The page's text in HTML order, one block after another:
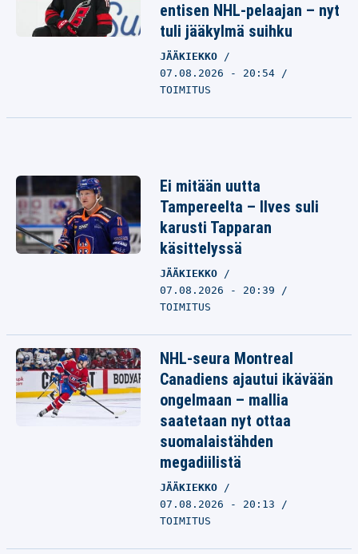
entisen NHL-pelaajan – nyt
tuli jääkylmä suihku
JÄÄKIEKKO
07.08.2026 - 20:54
TOIMITUS
Ei mitään uutta
Tampereelta – Ilves suli
karusti Tapparan
käsittelyssä
JÄÄKIEKKO
07.08.2026 - 20:39
TOIMITUS
NHL-seura Montreal
Canadiens ajautui ikävään
ongelmaan – mallia
saatetaan nyt ottaa
suomalaistähden
megadiilistä
JÄÄKIEKKO
07.08.2026 - 20:13
TOIMITUS